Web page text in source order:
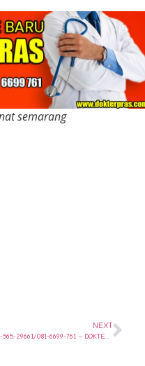
semarang
NEXT
081-565-29661/081-6699-761 – DOKTER KHITAN SPEKTAKULER DI KLEPU SEMARANG